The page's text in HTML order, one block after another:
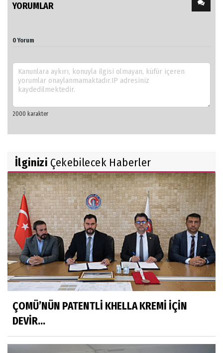
YORUMLAR
0 Yorum
İlginizi Çekebilecek Haberler
ÇOMÜ’NÜN PATENTLİ KHELLA KREMİ İÇİN
DEVİR...